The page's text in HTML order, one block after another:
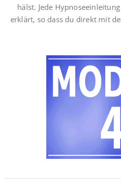
hälst. Jede
erklärt, so dass du direkt mit